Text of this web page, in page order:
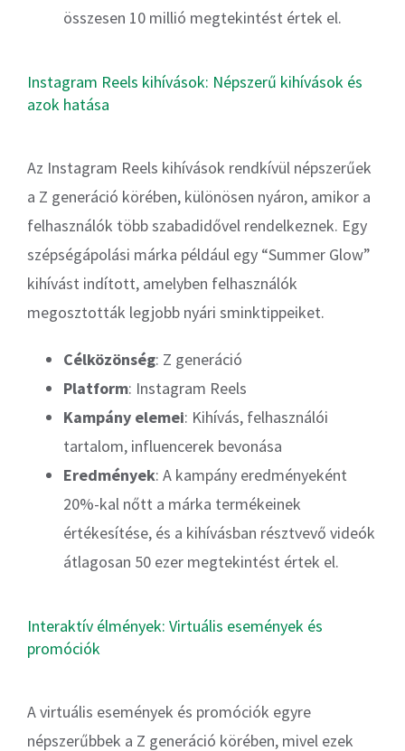
összesen 10 millió megtekintést értek el.
Instagram Reels kihívások: Népszerű kihívások és
azok hatása
Az Instagram Reels kihívások rendkívül népszerűek
a Z generáció körében, különösen nyáron, amikor a
felhasználók több szabadidővel rendelkeznek. Egy
szépségápolási márka például egy “Summer Glow”
kihívást indított, amelyben felhasználók
megosztották legjobb nyári sminktippeiket.
Célközönség: Z generáció
Platform: Instagram Reels
Kampány elemei: Kihívás, felhasználói
tartalom, influencerek bevonása
Eredmények: A kampány eredményeként
20%-kal nőtt a márka termékeinek
értékesítése, és a kihívásban résztvevő videók
átlagosan 50 ezer megtekintést értek el.
Interaktív élmények: Virtuális események és
promóciók
A virtuális események és promóciók egyre
népszerűbbek a Z generáció körében, mivel ezek